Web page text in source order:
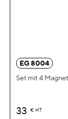
EG 8004
Set mit 4
33 € HT